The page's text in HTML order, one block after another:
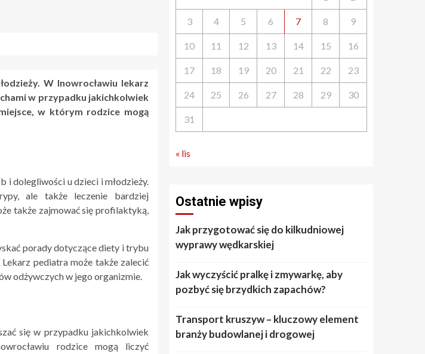
W Inowrocławiu lekarz
w przypadku jakichkolwiek
w którym rodzice mogą
i dolegliwości u dzieci i młodzieży.
ale także leczenie bardziej
także zajmować się profilaktyką,
porady dotyczące diety i trybu
pediatra może także zalecić
odżywczych w jego organizmie.
się w przypadku jakichkolwiek
rodzice mogą liczyć
3 4 5 6 7 8 9
10 11 12 13 14 15 16
17 18 19 20 21 22 23
24 25 26 27 28 29 30
31
« lis
Ostatnie wpisy
Jak przygotować się do kilkudniowej
wyprawy wędkarskiej
Jak wyczyścić pralkę i zmywarkę, aby
pozbyć się brzydkich zapachów?
Transport kruszyw – kluczowy element
branży budowlanej i drogowej